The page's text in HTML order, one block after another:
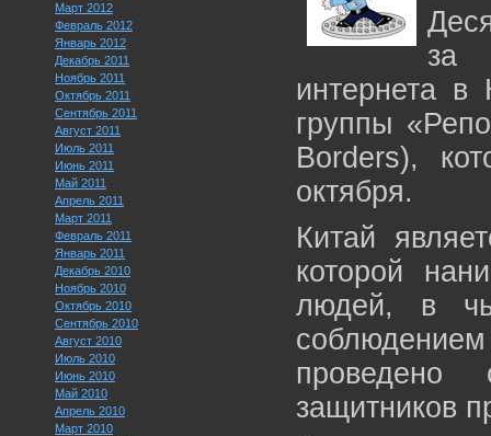
Март 2012
Февраль 2012
Январь 2012
Декабрь 2011
Ноябрь 2011
Октябрь 2011
Сентябрь 2011
Август 2011
Июль 2011
Июнь 2011
Май 2011
Апрель 2011
Март 2011
Февраль 2011
Январь 2011
Декабрь 2010
Ноябрь 2010
Октябрь 2010
Сентябрь 2010
Август 2010
Июль 2010
Июнь 2010
Май 2010
Апрель 2010
Март 2010
за
интернета в
группы
Borders),
октября.
Китай
которой
людей, в
проведено
защитников